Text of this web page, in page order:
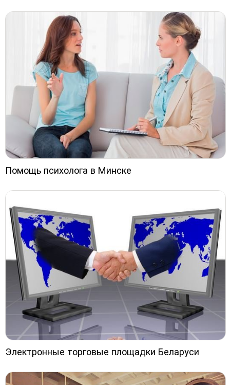
Помощь психолога в Минске
Электронные торговые площадки Беларуси